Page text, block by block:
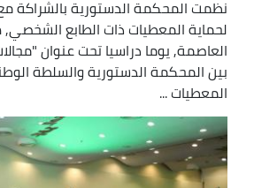
نظمت المحكمة الدستورية بالشراكة مع
لحماية المعطيات ذات الطابع الشخصي,
العاصمة, يوما دراسيا تحت عنوان "مجالات
بين المحكمة الدستورية والسلطة
المعطيات ...